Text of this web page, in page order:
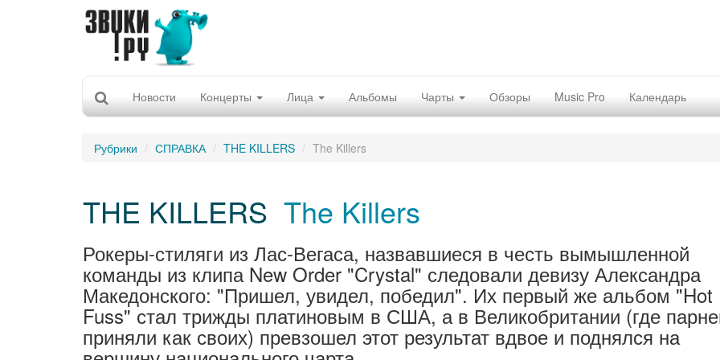
Новости Концерты Лица Альбомы Чарты Обзоры Music Pro Календарь
Рубрики СПРАВКА THE KILLERS The Killers
THE KILLERS The Killers
Рокеры-стиляги из Лас-Вегаса, назвавшиеся в честь вымышленной
команды из клипа New Order "Crystal" следовали девизу Александра
Македонского: "Пришел, увидел, победил". Их первый же альбом "Hot
Fuss" стал трижды платиновым в США, а в Великобритании (где
приняли как своих) превзошел этот результат вдвое и поднялся на